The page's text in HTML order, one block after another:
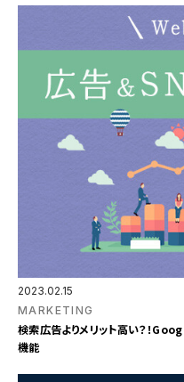
2023.02.15
MARKETING
検索広告よりメリット高い？！
機能